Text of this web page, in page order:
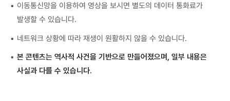
이동통신망을 이용하여 영상을 보시면 별도의 데이터 통화료가
발생할 수 있습니다.
네트워크 상황에 따라 재생이 원활하지 않을 수 있습니다.
본 콘텐츠는 역사적 사건을 기반으로 만들어졌으며, 일부 내용은
사실과 다를 수 있습니다.